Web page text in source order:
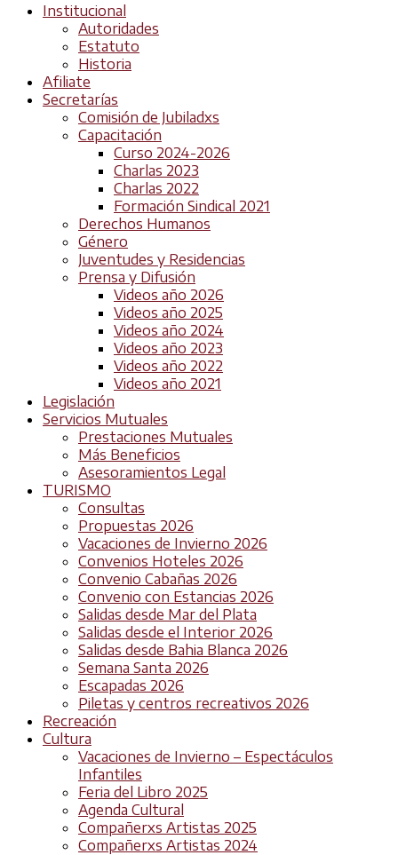
Institucional
Autoridades
Estatuto
Historia
Afiliate
Secretarías
Comisión de Jubiladxs
Capacitación
Curso 2024-2026
Charlas 2023
Charlas 2022
Formación Sindical 2021
Derechos Humanos
Género
Juventudes y Residencias
Prensa y Difusión
Videos año 2026
Videos año 2025
Videos año 2024
Videos año 2023
Videos año 2022
Videos año 2021
Legislación
Servicios Mutuales
Prestaciones Mutuales
Más Beneficios
Asesoramientos Legal
TURISMO
Consultas
Propuestas 2026
Vacaciones de Invierno 2026
Convenios Hoteles 2026
Convenio Cabañas 2026
Convenio con Estancias 2026
Salidas desde Mar del Plata
Salidas desde el Interior 2026
Salidas desde Bahia Blanca 2026
Semana Santa 2026
Escapadas 2026
Piletas y centros recreativos 2026
Recreación
Cultura
Vacaciones de Invierno – Espectáculos
Infantiles
Feria del Libro 2025
Agenda Cultural
Compañerxs Artistas 2025
Compañerxs Artistas 2024